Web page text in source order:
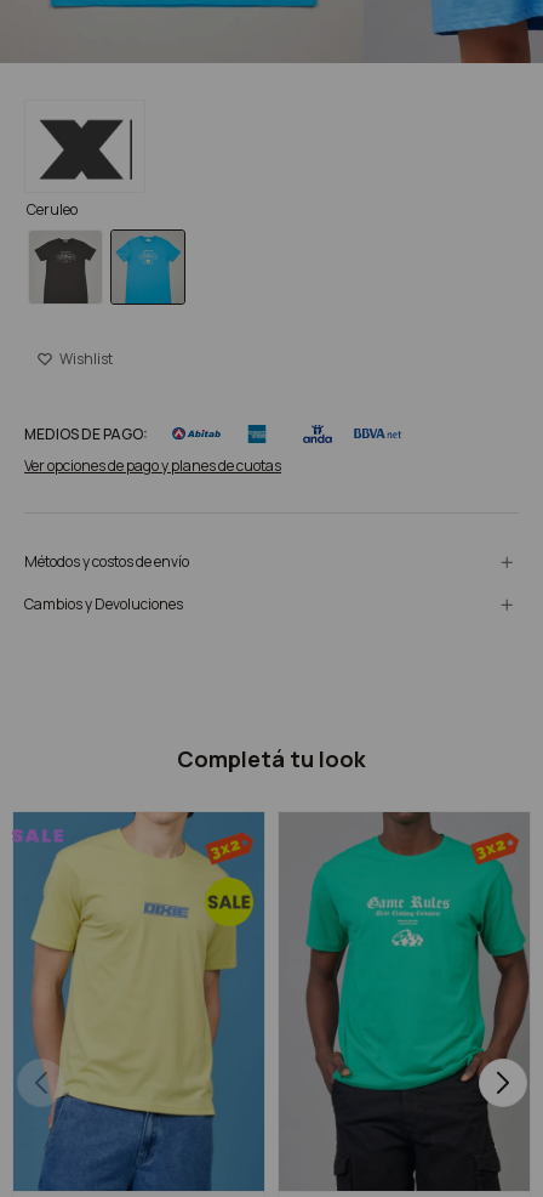
Ceruleo
MEDIOS DE PAGO:
Ver opciones de pago y planes de cuotas
Métodos y costos de envío
Cambios y Devoluciones
Completá tu look